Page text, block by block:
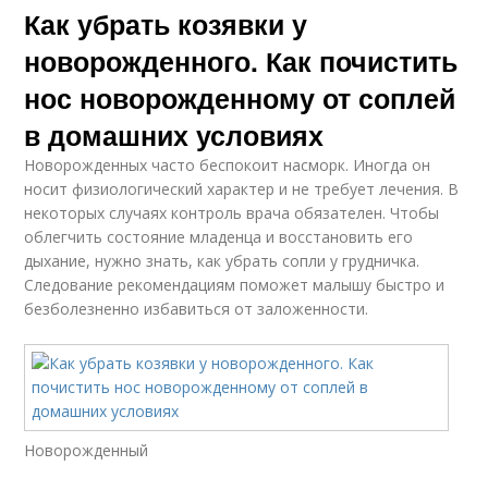
Как убрать козявки у
новорожденного. Как почистить
нос новорожденному от соплей
в домашних условиях
Новорожденных часто беспокоит насморк. Иногда он
носит физиологический характер и не требует лечения. В
некоторых случаях контроль врача обязателен. Чтобы
облегчить состояние младенца и восстановить его
дыхание, нужно знать, как убрать сопли у грудничка.
Следование рекомендациям поможет малышу быстро и
безболезненно избавиться от заложенности.
Новорожденный